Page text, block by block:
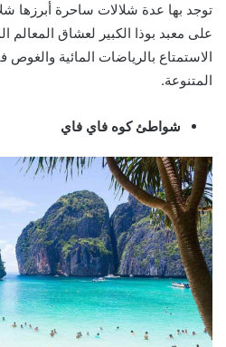
توجد بها عدة شلالات ساحرة أبرزها
على معبد بوذا الكبير لعشاق المعالم
الاستمتاع بالرياضات المائية
المتنوعة.
شواطئ كوه فاي فاي